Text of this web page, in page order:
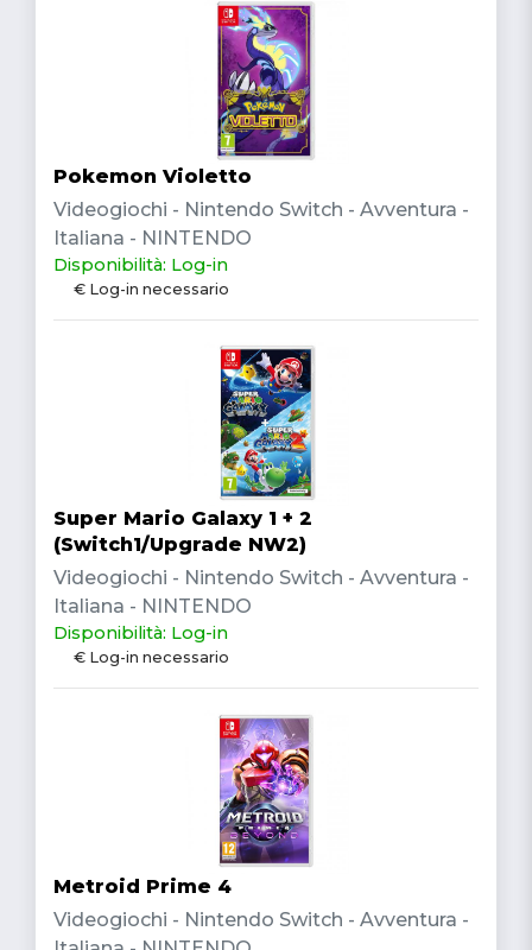
Pokemon Violetto
Videogiochi - Nintendo Switch - Avventura -
Italiana - NINTENDO
Disponibilità: Log-in
€ Log-in necessario
Super Mario Galaxy 1 + 2
(Switch1/Upgrade NW2)
Videogiochi - Nintendo Switch - Avventura -
Italiana - NINTENDO
Disponibilità: Log-in
€ Log-in necessario
Metroid Prime 4
Videogiochi - Nintendo Switch - Avventura -